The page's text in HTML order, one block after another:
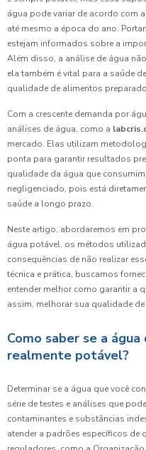
água pode variar de acordo com
até mesmo a época do ano.
estejam informados sobre a
Além disso, a análise de água
ela também é vital para a saúde
qualidade de alimentos
Com a crescente demanda por
análises de água, como a
mercado. Elas utilizam
ponta para garantir resultados
qualidade da água que
negligenciado, pois está
saúde a longo prazo.
Neste artigo, abordaremos em
água potável, os métodos
consequências de não realizar
técnica e prática, buscamos
entender melhor como garantir a
assim, melhorar sua qualidade de
Como saber se a
realmente potável?
Determinar se a água que você
série de testes e análises que
contaminantes e substâncias
atender a padrões específicos